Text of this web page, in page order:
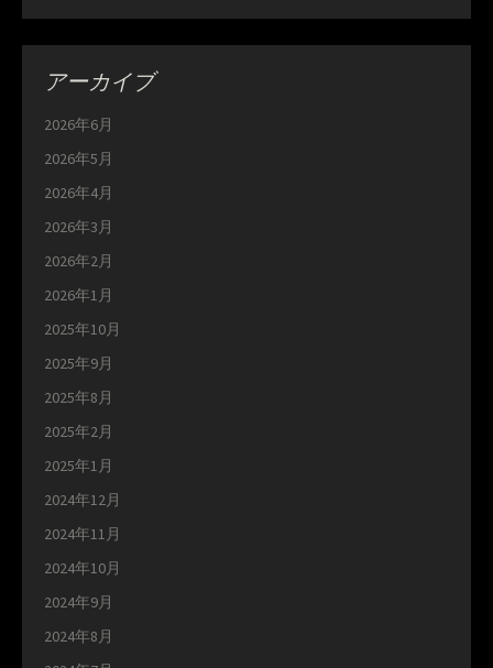
アーカイブ
2026年6月
2026年5月
2026年4月
2026年3月
2026年2月
2026年1月
2025年10月
2025年9月
2025年8月
2025年2月
2025年1月
2024年12月
2024年11月
2024年10月
2024年9月
2024年8月